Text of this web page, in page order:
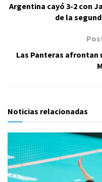
Argentina cayó 3-2 con
de la
Las Panteras afrontan
Noticias relacionadas